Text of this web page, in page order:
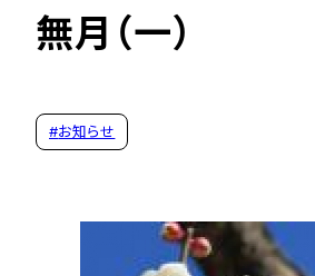
無月（一）
#お知らせ